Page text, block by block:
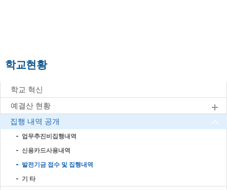
학교현황
학교 혁신
예결산 현황
집행 내역 공개
업무추진비집행내역
신용카드사용내역
발전기금 접수 및 집행내역
기 타